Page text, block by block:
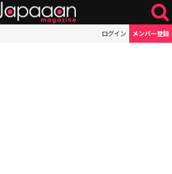
ログイン メンバー登録